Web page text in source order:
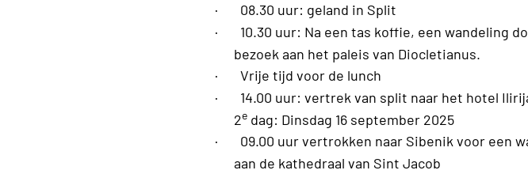
· 08.30 uur: geland in Split
· 10.30 uur: Na een tas koffie, een wandeling
bezoek aan het paleis van Diocletianus.
· Vrije tijd voor de lunch
· 14.00 uur: vertrek van split naar het hotel
2edag: Dinsdag 16 september 2025
· 09.00 uur vertrokken naar Sibenik voor een
aan de kathedraal van Sint Jacob